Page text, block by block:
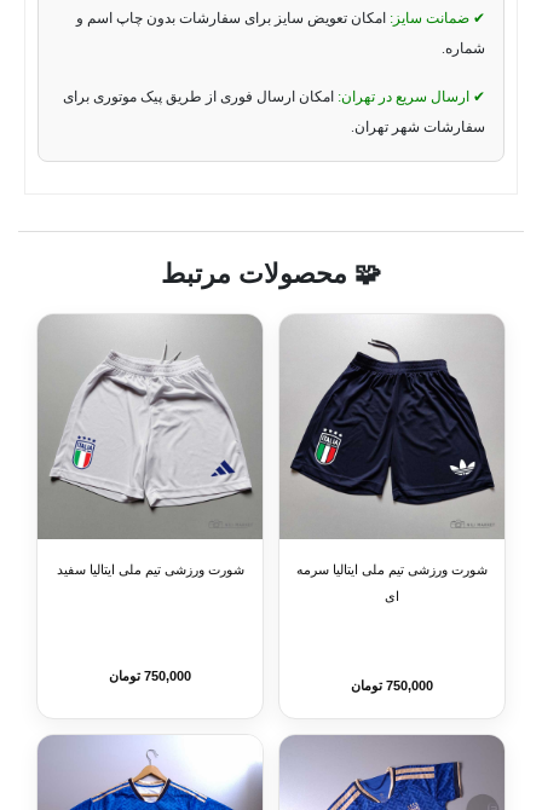
✔ ضمانت سایز: امکان تعویض سایز برای سفارشات بدون چاپ اسم و
شماره.
✔ ارسال سریع در تهران: امکان ارسال فوری از طریق پیک موتوری برای
سفارشات شهر تهران.
🧩 محصولات مرتبط
شورت ورزشی تیم ملی ایتالیا سرمه
ای
750,000 تومان
شورت ورزشی تیم ملی ایتالیا سفید
750,000 تومان